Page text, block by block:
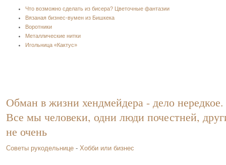
Что возможно сделать из бисера? Цветочные фантазии
Вязаная бизнес-вумен из Бишкека
Воротники
Металлические нитки
Игольница «Кактус»
Обман в жизни хендмейдера - дело нередкое.
Все мы человеки, одни люди почестней,
не очень
Советы рукодельнице - Хобби или бизнес